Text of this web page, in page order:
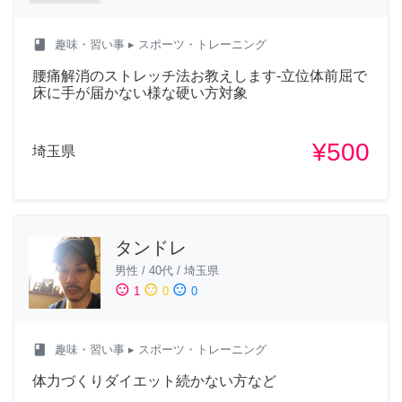
class 趣味・習い事 ▸ スポーツ・トレーニング
腰痛解消のストレッチ法お教えします-立位体前屈で
床に手が届かない様な硬い方対象
埼玉県 ¥500
タンドレ
男性 / 40代 / 埼玉県
sentiment_satisfied 1 sentiment_neutral 0 sentiment_dissatisfied 0
class 趣味・習い事 ▸ スポーツ・トレーニング
体力づくりダイエット続かない方など